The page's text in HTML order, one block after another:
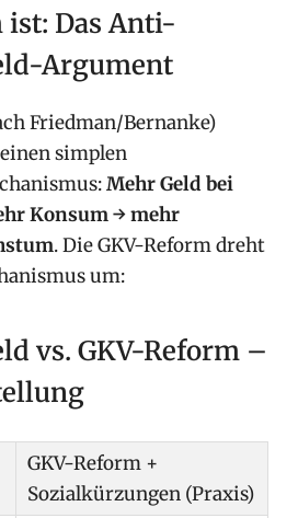
Das Anti-
Argument
Friedman/Bernanke)
simplen
Mehr Geld bei
Konsum → mehr
. Die GKV-Reform dreht
um:
vs. GKV-Reform –
GKV-Reform +
Sozialkürzungen (Praxis)